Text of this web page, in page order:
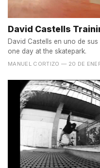
David Castells
David Castells en uno de sus días de
one day at the skatepark.
MANUEL CORTIZO — 20 DE